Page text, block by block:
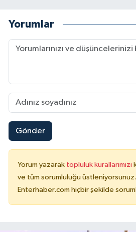
Yorumlar
Gönder
Yorum yazarak topluluk kurallarımızı
ve tüm sorumluluğu
Enterhaber.com hiçbir şekilde